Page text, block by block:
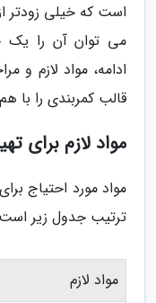
است که خیلی زودتر
می توان آن را یک
ادامه، مواد لازم و
قالب کمربندی را با
مواد لازم برای
مواد مورد احتیاج
ترتیب جدول زیر
مواد لازم